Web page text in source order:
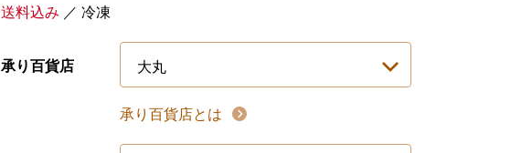
送料込み ／ 冷凍
承り百貨店
承り百貨店とは